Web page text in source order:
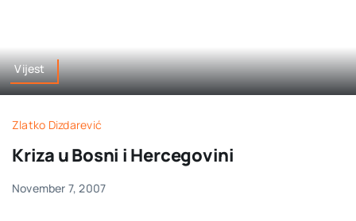
Vijest
Zlatko Dizdarević
Kriza u Bosni i Hercegovini
November 7, 2007